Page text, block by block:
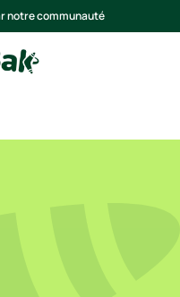
notre communauté